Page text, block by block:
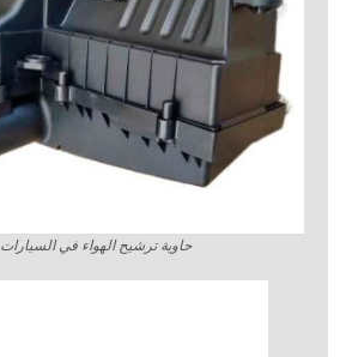
حاوية ترشيح الهواء في السيارات